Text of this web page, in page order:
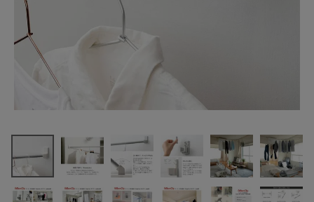
最近チェックした商品
FAX注文はこちらから